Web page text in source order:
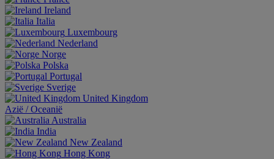
Ireland
Italia
Luxembourg
Nederland
Norge
Polska
Portugal
Sverige
United Kingdom
Aziё / Oceaniё
Australia
India
New Zealand
Hong Kong